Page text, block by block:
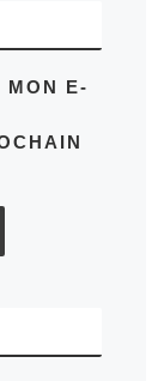
MON E-